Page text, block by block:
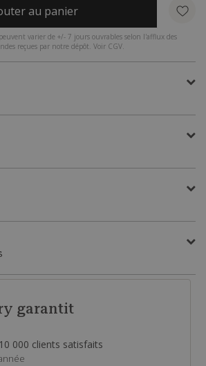
au panier
varier de +/- 7 jours ouvrables selon l'afflux des
reçues par notre dépôt. Voir CGV.
garantit
000 clients satisfaits